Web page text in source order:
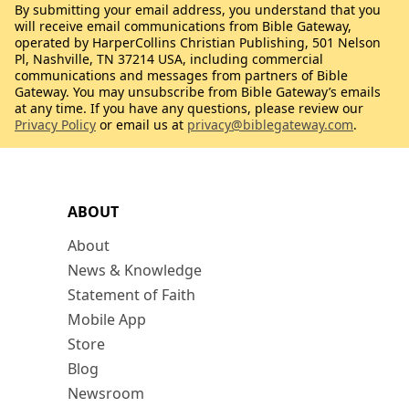
ABOUT
About
News & Knowledge
Statement of Faith
Mobile App
Store
Blog
Newsroom
By submitting your email address, you understand that you
will receive email communications from Bible Gateway,
operated by HarperCollins Christian Publishing, 501 Nelson
Pl, Nashville, TN 37214 USA, including commercial
communications and messages from partners of Bible
Gateway. You may unsubscribe from Bible Gateway’s emails
at any time. If you have any questions, please review our
Privacy Policy or email us at privacy@biblegateway.com.